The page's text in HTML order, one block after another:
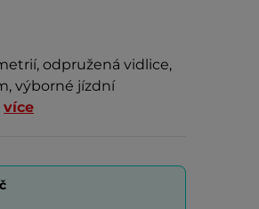
odpružená vidlice,
výborné jízdní
více